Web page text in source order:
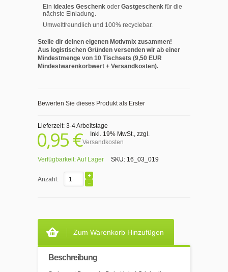
Ein ideales Geschenk oder Gastgeschenk für die
nächste Einladung.
Umweltfreundlich und 100% recyclebar.
Stelle dir deinen eigenen Motivmix zusammen!
Aus logistischen Gründen versenden wir ab einer
Mindestmenge von 10 Tischsets (9,50 EUR
Mindestwarenkorbwert + Versandkosten).
Bewerten Sie dieses Produkt als Erster
Lieferzeit: 3-4 Arbeitstage
0,95 € Inkl. 19% MwSt., zzgl.
Versandkosten
Verfügbarkeit:Auf Lager SKU: 16_03_019
Anzahl:
Zum Warenkorb Hinzufügen
Beschreibung